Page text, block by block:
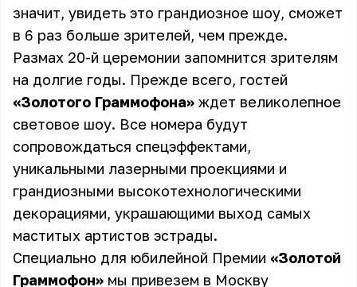
значит, увидеть это грандиозное шоу, сможет
в 6 раз больше зрителей, чем прежде.
Размах 20-й церемонии запомнится зрителям
на долгие годы. Прежде всего, гостей
«Золотого Граммофона» ждет великолепное
световое шоу. Все номера будут
сопровождаться спецэффектами,
уникальными лазерными проекциями и
грандиозными высокотехнологическими
декорациями, украшающими выход самых
маститых артистов эстрады.
Специально для юбилейной Премии «Золотой
Граммофон» мы привезем в Москву